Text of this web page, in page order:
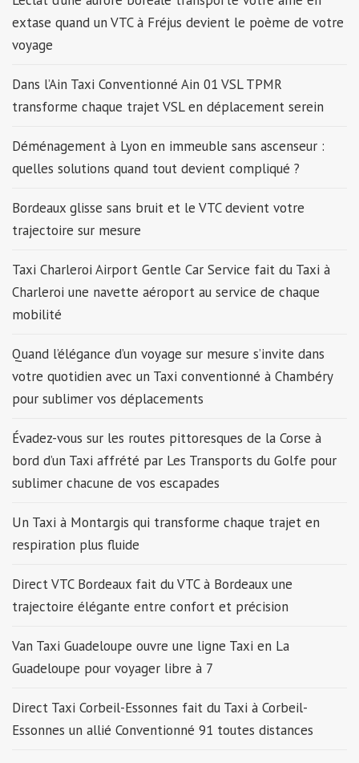
extase quand un VTC à Fréjus devient le poème de votre
voyage
Dans l’Ain Taxi Conventionné Ain 01 VSL TPMR
transforme chaque trajet VSL en déplacement serein
Déménagement à Lyon en immeuble sans ascenseur :
quelles solutions quand tout devient compliqué ?
Bordeaux glisse sans bruit et le VTC devient votre
trajectoire sur mesure
Taxi Charleroi Airport Gentle Car Service fait du Taxi à
Charleroi une navette aéroport au service de chaque
mobilité
Quand l’élégance d’un voyage sur mesure s’invite dans
votre quotidien avec un Taxi conventionné à Chambéry
pour sublimer vos déplacements
Évadez-vous sur les routes pittoresques de la Corse à
bord d’un Taxi affrété par Les Transports du Golfe pour
sublimer chacune de vos escapades
Un Taxi à Montargis qui transforme chaque trajet en
respiration plus fluide
Direct VTC Bordeaux fait du VTC à Bordeaux une
trajectoire élégante entre confort et précision
Van Taxi Guadeloupe ouvre une ligne Taxi en La
Guadeloupe pour voyager libre à 7
Direct Taxi Corbeil-Essonnes fait du Taxi à Corbeil-
Essonnes un allié Conventionné 91 toutes distances